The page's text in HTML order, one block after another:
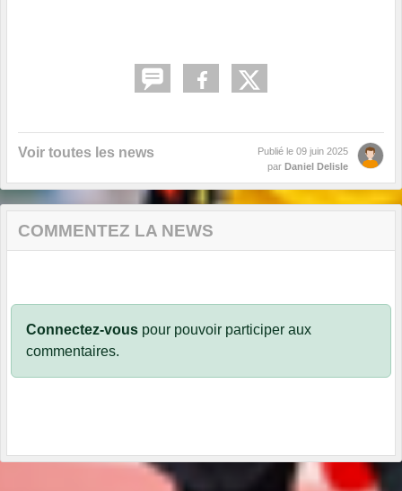
Voir toutes les news Publié le 09 juin 2025
par Daniel Delisle
COMMENTEZ LA NEWS
Connectez-vous pour pouvoir participer aux
commentaires.